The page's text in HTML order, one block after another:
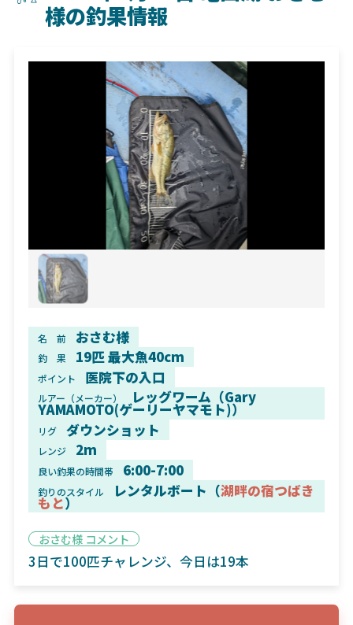
様の釣果情報
名 前 おさむ様
釣 果 19匹 最大魚40cm
ポイント 医院下の入口
ルアー（メーカー） レッグワーム（Gary
YAMAMOTO(ゲーリーヤマモト)）
リグ ダウンショット
レンジ 2m
良い釣果の時間帯 6:00-7:00
釣りのスタイル レンタルボート（湖畔の宿つばき
もと）
おさむ様 コメント
3日で100匹チャレンジ、今日は19本